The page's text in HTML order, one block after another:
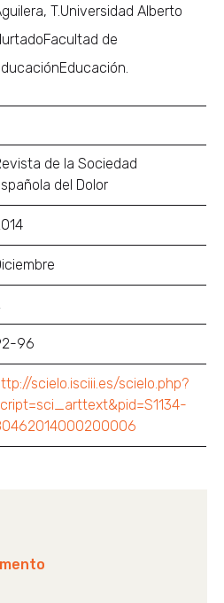
T.Universidad Alberto
de
de la Sociedad
del Dolor
96
scielo.isciii.es/scielo.php?